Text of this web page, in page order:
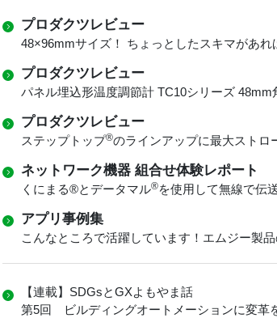
プロダクツレビュー
48×96mmサイズ！ ちょっとしたスキマがあれ
プロダクツレビュー
パネル埋込形温度調節計 TC10シリーズ
プロダクツレビュー
ステップトップ®のラインアップに最大ストロ
ネットワーク機器 組合せ体験レポート
くにまる®︎とデータマル®を使用して無線で伝
アプリ事例集
こんなところで活躍しています！エムジー製
【連載】SDGsとGXよもやま話
第5回 ビルディングオートメーションに変革